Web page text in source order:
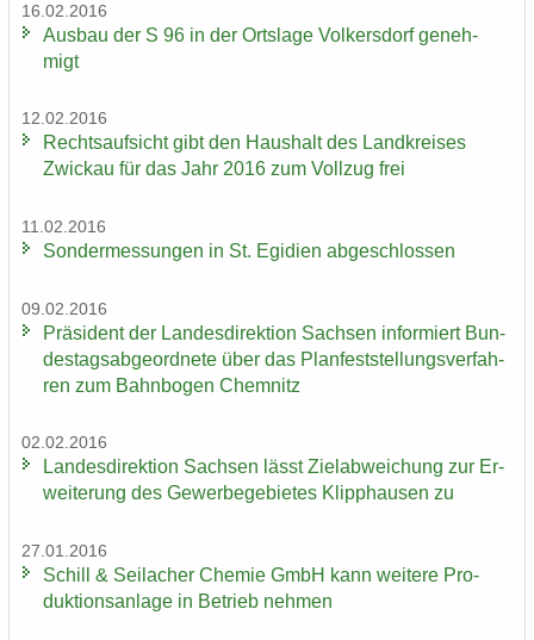
16.02.2016
Aus­bau der S 96 in der Orts­la­ge Vol­kers­dorf ge­neh­
migt
12.02.2016
Rechts­auf­sicht gibt den Haus­halt des Land­krei­ses
Zwi­ckau für das Jahr 2016 zum Voll­zug frei
11.02.2016
Son­der­mes­sun­gen in St. Egi­di­en ab­ge­schlos­sen
09.02.2016
Prä­si­dent der Lan­des­di­rek­ti­on Sach­sen in­for­miert Bun­
des­tags­ab­ge­ord­ne­te über das Plan­fest­stel­lungs­ver­fah­
ren zum Bahn­bo­gen Chem­nitz
02.02.2016
Lan­des­di­rek­ti­on Sach­sen lässt Ziel­ab­wei­chung zur Er­
wei­te­rung des Ge­wer­be­ge­bie­tes Klipp­hau­sen zu
27.01.2016
Schill & Seil­a­cher Che­mie GmbH kann wei­te­re Pro­
duk­ti­ons­an­la­ge in Be­trieb neh­men